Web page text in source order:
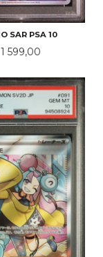
SAR PSA 10
Pris
1 599,00